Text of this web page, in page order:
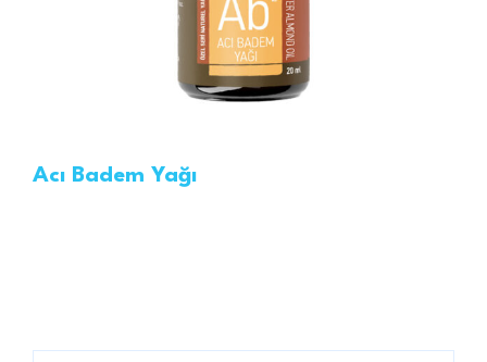
Acı Badem Yağı